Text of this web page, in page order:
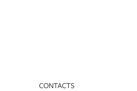
CONTACTS